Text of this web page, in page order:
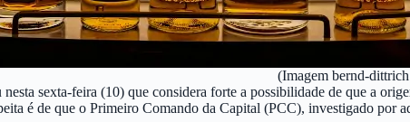
(Imagem bernd-
sexta-feira (10) que considera forte a possibilidade de que a
é de que o Primeiro Comando da Capital (PCC), investigado por